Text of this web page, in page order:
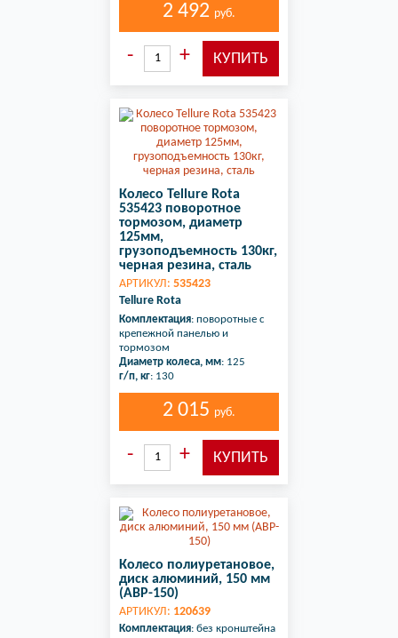
2 492 руб.
Колесо Tellure Rota
535423 поворотное
тормозом, диаметр
125мм,
грузоподъемность 130кг,
черная резина, сталь
АРТИКУЛ: 535423
Tellure Rota
Комплектация: поворотные с
крепежной панелью и
тормозом
Диаметр колеса, мм: 125
г/п, кг: 130
2 015 руб.
Колесо полиуретановое,
диск алюминий, 150 мм
(ABP-150)
АРТИКУЛ: 120639
Комплектация: без кронштейна